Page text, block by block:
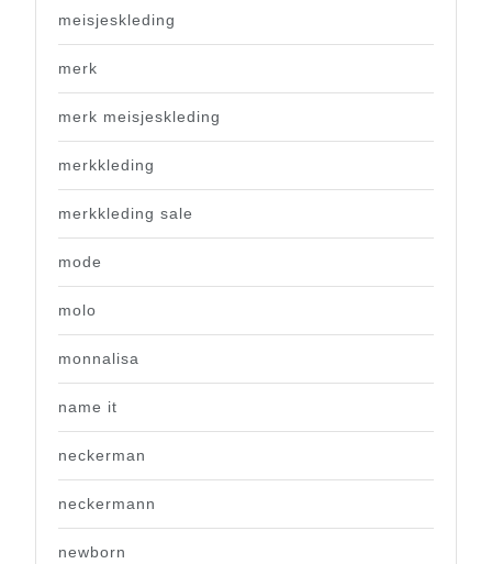
meisjeskleding
merk
merk meisjeskleding
merkkleding
merkkleding sale
mode
molo
monnalisa
name it
neckerman
neckermann
newborn